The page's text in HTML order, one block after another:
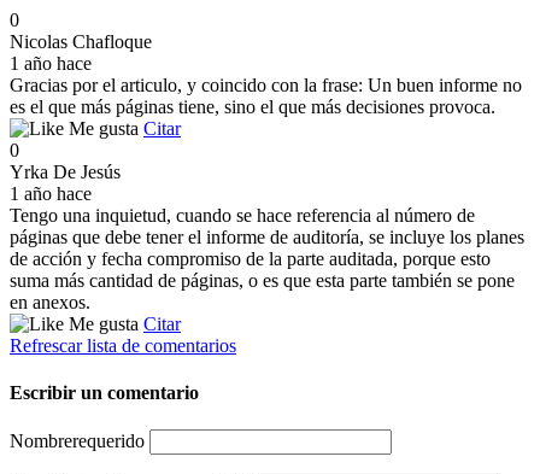
0
Nicolas Chafloque
1 año hace
Gracias por el articulo, y coincido con la frase: Un buen informe no
es el que más páginas tiene, sino el que más decisiones provoca.
Me gusta Citar
0
Yrka De Jesús
1 año hace
Tengo una inquietud, cuando se hace referencia al número de
páginas que debe tener el informe de auditoría, se incluye los planes
de acción y fecha compromiso de la parte auditada, porque esto
suma más cantidad de páginas, o es que esta parte también se pone
en anexos.
Me gusta Citar
Refrescar lista de comentarios
Escribir un comentario
Nombrerequerido